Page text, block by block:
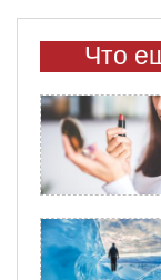
Что